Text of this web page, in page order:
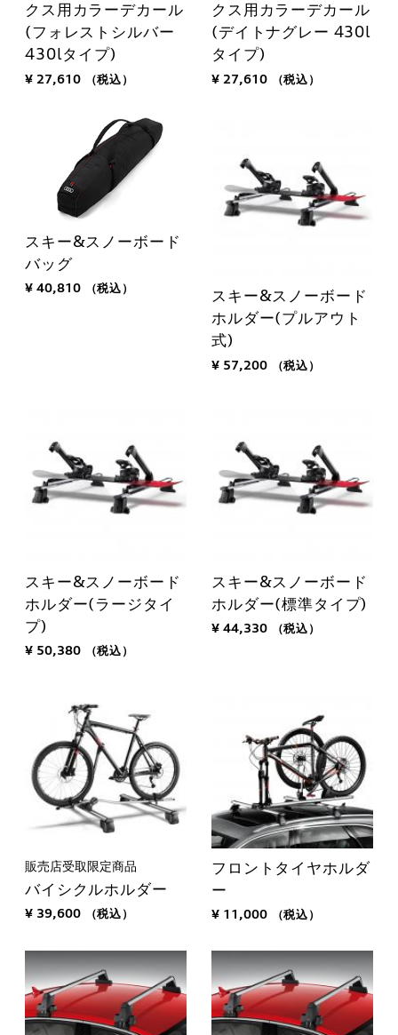
クス用カラーデカール
(フォレストシルバー
430lタイプ)
¥ 27,610 （税込）
クス用カラーデカール
(デイトナグレー 430l
タイプ)
¥ 27,610 （税込）
スキー&スノーボード
バッグ
¥ 40,810 （税込）
スキー&スノーボード
ホルダー(プルアウト
式)
¥ 57,200 （税込）
スキー&スノーボード
ホルダー(ラージタイ
プ)
¥ 50,380 （税込）
スキー&スノーボード
ホルダー(標準タイプ)
¥ 44,330 （税込）
販売店受取限定商品
バイシクルホルダー
¥ 39,600 （税込）
フロントタイヤホルダ
ー
¥ 11,000 （税込）